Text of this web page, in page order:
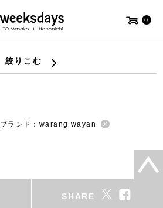
0
絞りこむ
ブランド：warang wayan
SHARE